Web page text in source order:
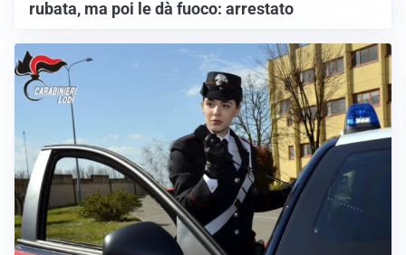
rubata, ma poi le dà fuoco: arrestato